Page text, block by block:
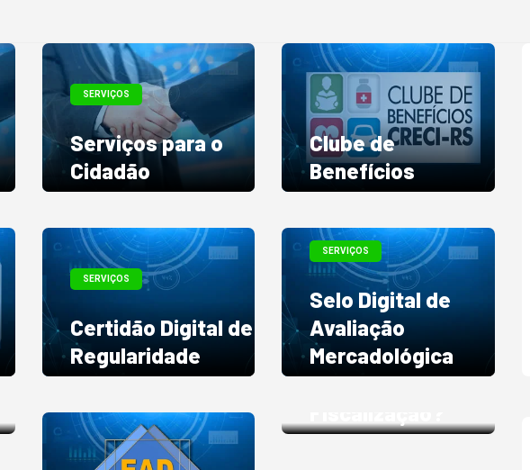
SERVIÇOS
Serviços para o
Cidadão
Clube de
Benefícios
SERVIÇOS
Certidão Digital de
Regularidade
SERVIÇOS
Selo Digital de
Avaliação
Mercadológica
Dúvidas sobre